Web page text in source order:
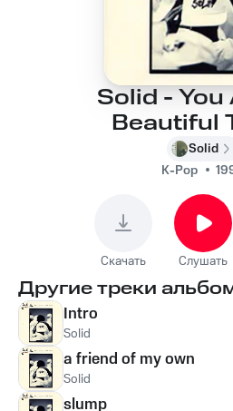
Solid - You
Beautiful
Solid
K-Pop
Скачать Слушать
Другие треки
Intro
Solid
a friend of my own
Solid
slump